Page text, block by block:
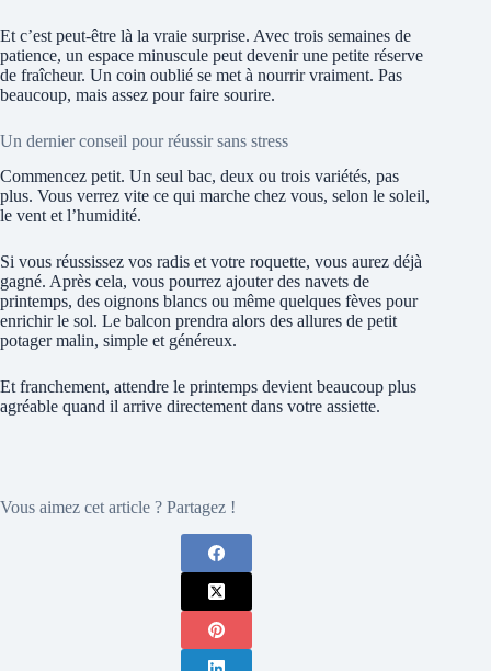
Et c’est peut-être là la vraie surprise. Avec trois semaines de
patience, un espace minuscule peut devenir une petite réserve
de fraîcheur. Un coin oublié se met à nourrir vraiment. Pas
beaucoup, mais assez pour faire sourire.
Un dernier conseil pour réussir sans stress
Commencez petit. Un seul bac, deux ou trois variétés, pas
plus. Vous verrez vite ce qui marche chez vous, selon le soleil,
le vent et l’humidité.
Si vous réussissez vos radis et votre roquette, vous aurez déjà
gagné. Après cela, vous pourrez ajouter des navets de
printemps, des oignons blancs ou même quelques fèves pour
enrichir le sol. Le balcon prendra alors des allures de petit
potager malin, simple et généreux.
Et franchement, attendre le printemps devient beaucoup plus
agréable quand il arrive directement dans votre assiette.
Vous aimez cet article ? Partagez !